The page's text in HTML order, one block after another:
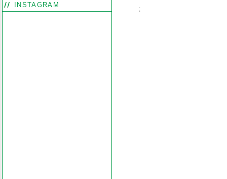
INSTAGRAM
;